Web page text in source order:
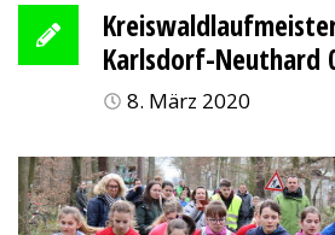
Karlsdorf-Neuthard
8. März 2020